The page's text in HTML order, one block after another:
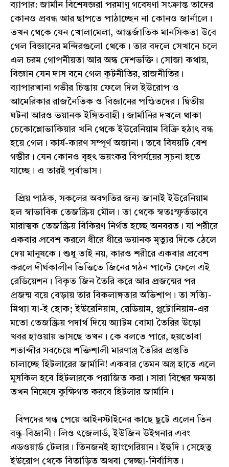
ব্যাপার: জার্মান বিশেষজ্ঞরা পরমাণু গবেষণা সংক্রান্ত তাদের
কোনও প্রবন্ধ আর ছাপতে পাঠাচ্ছেন না কোনও জার্নালে।
তখন থেকে যেন খোলামেলা, আন্তর্জাতিক মানসিকতা উবে
গেল বিজ্ঞানের মন্দিরগুলো থেকে। তার বদলে সেখানে চলে
এল চরম গোপনীয়তা আর অন্ধ দেশভক্তি। সোজা কথায়,
বিজ্ঞান যেন দাস বনে গেল কূটনীতির, রাজনীতির।
ব্যাপারখানা গভীর চিন্তায় ফেলে দিল ইউরোপ ও
আমেরিকার রাজনৈতিক ও বিজ্ঞানের পণ্ডিতদের। দ্বিতীয়
ঘটনা আরও ভয়ানক ইঙ্গিতবাহী। জার্মানির দখলে থাকা
চেকোশ্লোভাকিয়ার খনি থেকে ইউরেনিয়াম বিক্রি হঠাৎ বন্ধ
হয়ে গেল। কার্য-কারণ সম্পূর্ণ অজানা। তবে বিষয়টি বেশ
গম্ভীর। যেন কোনও বৃহৎ ভয়ংকর বিপর্যয়ের সূচনা হতে
যাচ্ছে। এ তারই পূর্বাভাস।
প্রিয় পাঠক, সকলের অবগতির জন্য জানাই ইউরেনিয়াম
হল স্বাভাবিক তেজস্ক্রিয় মৌল। তা থেকে স্বতঃস্ফূর্তভাবে
মারাত্মক তেজস্ক্রিয় বিকিরণ নির্গত হচ্ছে অনবরত। যা শরীরে
একবার প্রবেশ করলে ধীরে ধীরে ভয়ানক মৃত্যুর দিকে ঠেলে
দেয় মানুষকে। শুধু তাই নয়, কারও শরীরে একবার প্রবেশ
করলে দীর্ঘকালীন ভিত্তিতে জিনের গঠন পাল্টে ফেলে এই
রেডিয়েশন। বিকৃত জিন তৈরি করে আর প্রজন্মের পর
প্রজন্ম বয়ে বেড়ায় তার বিকলাঙ্গতার অভিশাপ। তা সত্যি-
মিথ্যা যা-ই হোক; ইউরেনিয়াম, রেডিয়াম, প্লুটোনিয়াম-এর
মতো তেজস্ক্রিয় পদার্থ দিয়ে অ্যাটম বোমা তৈরির উড়ো
খবর হাওয়ায় ভাসছে তখন। কে বলতে পারে, হয়তোবা
শতাব্দীর সবচেয়ে শক্তিশালী মারণাস্ত্র তৈরির প্রস্তুতি
চালাচ্ছে হিটলারের জার্মানি! একবার তেমন অস্ত্র হাতে এলে
মুসকিল হবে হিটলারকে পরাজিত করা। সারা বিশ্বের ক্ষমতা
তখন নিমেষে কুক্ষিগত করবে হিটলার জার্মানি।
বিপদের গন্ধ পেয়ে আইনস্টাইনের কাছে ছুটে এলেন তিন
বন্ধু-বিজ্ঞানী। লিও ৎজেলার্ড, ইউজিন উইগনার এবং
এডওয়ার্ড টেলার। তিনজনই হ্যাংগেরিয়ান। ইহুদি। সেহেতু
ইউরোপ থেকে বিতাড়িত অথবা স্বেচ্ছা-নির্বাসিত।